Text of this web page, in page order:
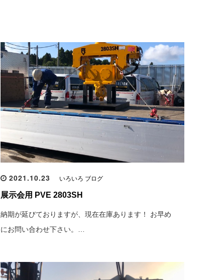
2021.10.23 いろいろ ブログ
展示会用 PVE 2803SH
納期が延びておりますが、現在在庫あります！ お早め
にお問い合わせ下さい。…